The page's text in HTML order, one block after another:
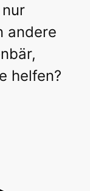
andere
helfen?